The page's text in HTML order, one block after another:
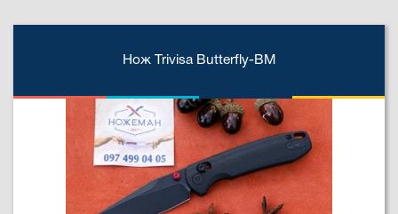
Нож Trivisa Butterfly-BM